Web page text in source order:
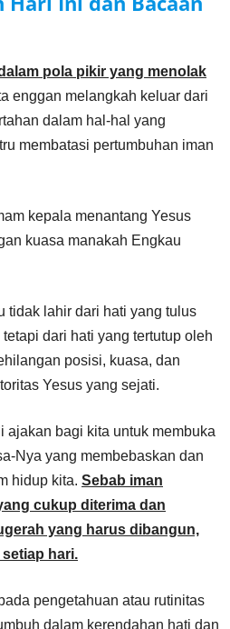
pola pikir yang menolak
enggan melangkah keluar dari
dalam hal-hal yang
membatasi pertumbuhan iman
kepala menantang Yesus
kuasa manakah Engkau
tidak lahir dari hati yang tulus
dari hati yang tertutup oleh
posisi, kuasa, dan
Yesus yang sejati.
ajakan bagi kita untuk membuka
Nya yang membebaskan dan
hidup kita. Sebab iman
cukup diterima dan
yang harus dibangun,
hari.
pengetahuan atau rutinitas
dalam kerendahan hati dan